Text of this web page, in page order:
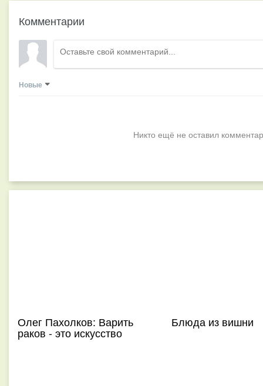
Комментарии
Новые
Никто ещё не оставил
Олег Пахолков: Варить
раков - это искусство
Блюда из вишни